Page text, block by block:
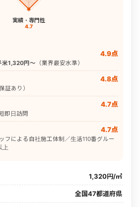
実績・専門性
4.7
4.9点
米1,320円〜 （業界最安水準）
4.8点
証あり）
4.7点
即日訪問
4.7点
フによる自社施工体制／生活110番グルー
上
1,320円/㎡
全国47都道府県